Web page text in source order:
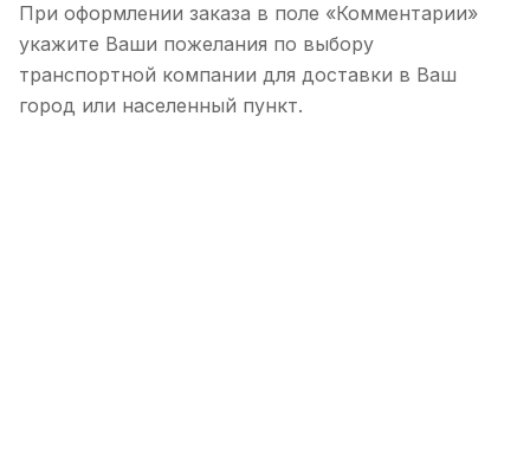
При оформлении заказа в поле «Комментарии»
укажите Ваши пожелания по выбору
транспортной компании для доставки в Ваш
город или населенный пункт.